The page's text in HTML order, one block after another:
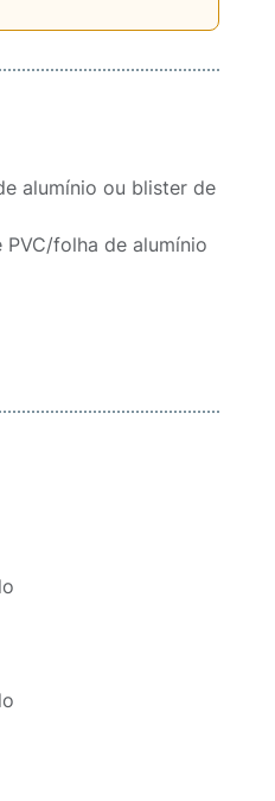
alumínio ou blister de
folha de alumínio